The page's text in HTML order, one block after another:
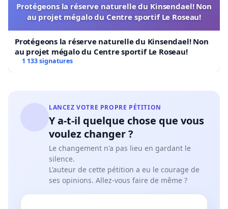
Protégeons la réserve naturelle du Kinsendael! Non
au projet mégalo du Centre sportif Le Roseau!
Protégeons la réserve naturelle du Kinsendael! Non
au projet mégalo du Centre sportif Le Roseau!
1 133 signatures
LANCEZ VOTRE PROPRE PÉTITION
Y a-t-il quelque chose que vous
voulez changer ?
Le changement n'a pas lieu en gardant le
silence.
L'auteur de cette pétition a eu le courage de
ses opinions. Allez-vous faire de même ?